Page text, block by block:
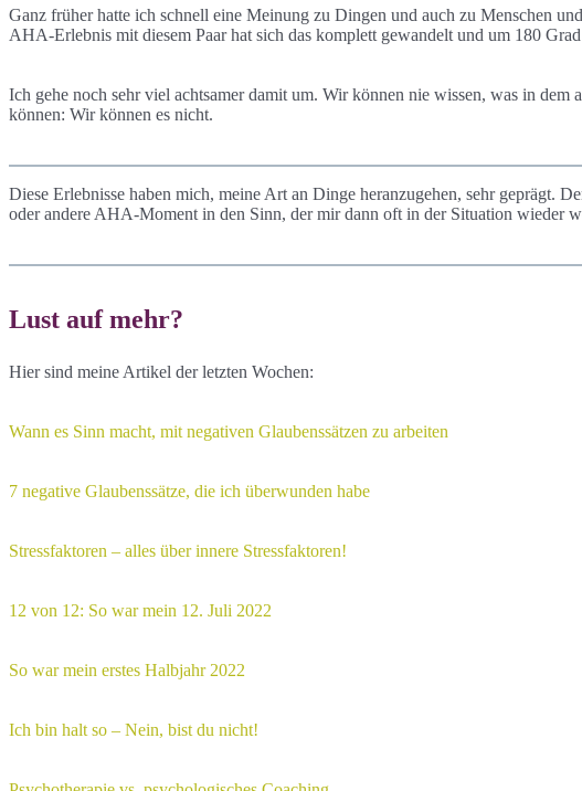
Ganz früher hatte ich schnell eine Meinung zu Dingen und auch zu Menschen
AHA-Erlebnis mit diesem Paar hat sich das komplett gewandelt und um 180
Ich gehe noch sehr viel achtsamer damit um. Wir können nie wissen, was in
können: Wir können es nicht.
Diese Erlebnisse haben mich, meine Art an Dinge heranzugehen, sehr geprägt.
oder andere AHA-Moment in den Sinn, der mir dann oft in der Situation wieder
Lust auf mehr?
Hier sind meine Artikel der letzten Wochen:
Wann es Sinn macht, mit negativen Glaubenssätzen zu arbeiten
7 negative Glaubenssätze, die ich überwunden habe
Stressfaktoren – alles über innere Stressfaktoren!
12 von 12: So war mein 12. Juli 2022
So war mein erstes Halbjahr 2022
Ich bin halt so – Nein, bist du nicht!